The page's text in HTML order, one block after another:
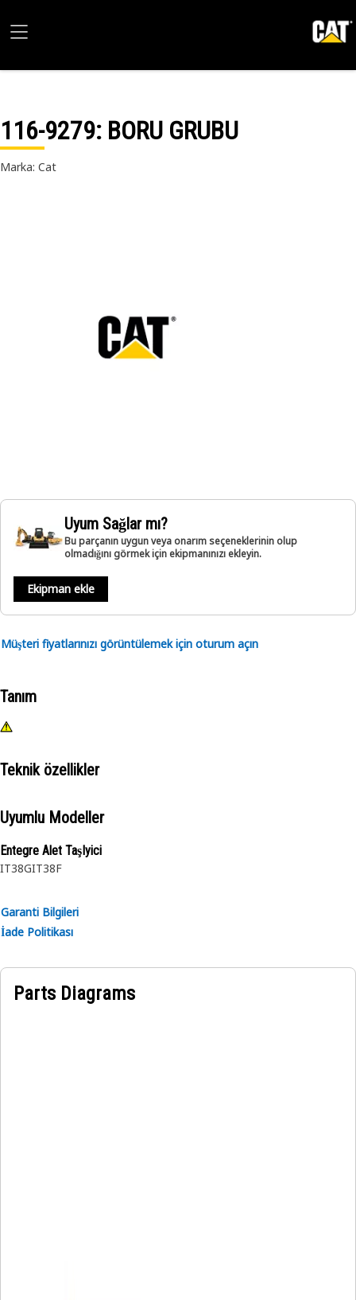
116-9279: BORU GRUBU
Marka: Cat
Uyum Sağlar mı?
Bu parçanın uygun veya onarım seçeneklerinin olup
olmadığını görmek için ekipmanınızı ekleyin.
Ekipman ekle
Müşteri fiyatlarınızı görüntülemek için oturum açın
Tanım
Teknik özellikler
Uyumlu Modeller
Entegre Alet TaşIyici
IT38GIT38F
Garanti Bilgileri
İade Politikası
Parts Diagrams